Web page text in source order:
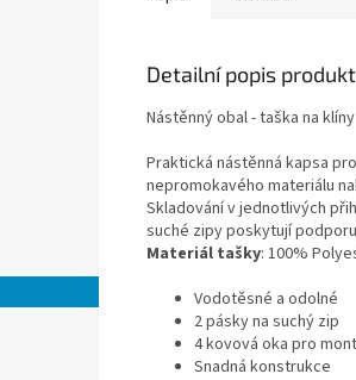
Detailní popis
Nástěnný obal - taška na klíny
Praktická nástěnná kapsa
nepromokavého materiálu
Skladování v jednotlivých
suché zipy poskytují
Materiál tašky: 100%
Vodotěsné a odolné
2 pásky na suchý zip
4 kovová oka pro
Snadná konstrukce